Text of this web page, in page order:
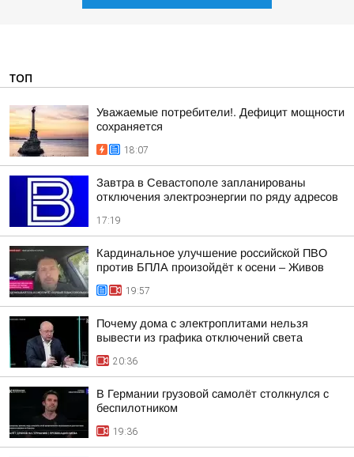
ТОП
Уважаемые потребители!. Дефицит мощности
сохраняется
18:07
Завтра в Севастополе запланированы
отключения электроэнергии по ряду адресов
17:19
Кардинальное улучшение российской ПВО
против БПЛА произойдёт к осени – Живов
19:57
Почему дома с электроплитами нельзя
вывести из графика отключений света
20:36
В Германии грузовой самолёт столкнулся с
беспилотником
19:36